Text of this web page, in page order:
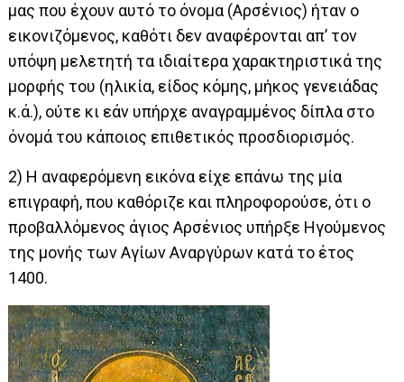
μας που έχουν αυτό το όνομα (Αρσένιος) ήταν ο
εικονιζόμενος, καθότι δεν αναφέρονται απ’ τον
υπόψη μελετητή τα ιδιαίτερα χαρακτηριστικά της
μορφής του (ηλικία, είδος κόμης, μήκος γενειάδας
κ.ά.), ούτε κι εάν υπήρχε αναγραμμένος δίπλα στο
όνομά του κάποιος επιθετικός προσδιορισμός.
2) Η αναφερόμενη εικόνα είχε επάνω της μία
επιγραφή, που καθόριζε και πληροφορούσε, ότι ο
προβαλλόμενος άγιος Αρσένιος υπήρξε Ηγούμενος
της μονής των Αγίων Αναργύρων κατά το έτος
1400.